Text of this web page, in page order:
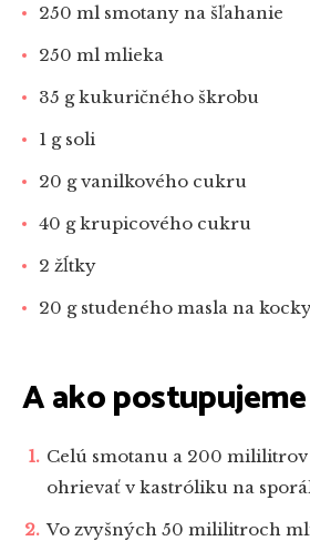
250 ml smotany na šľahanie
250 ml mlieka
35 g kukuričného škrobu
1 g soli
20 g vanilkového cukru
40 g krupicového cukru
2 žĺtky
20 g studeného masla na
A ako
Celú smotanu a 200
ohrievať v kastróliku na
Vo zvyšných 50 mililitroch